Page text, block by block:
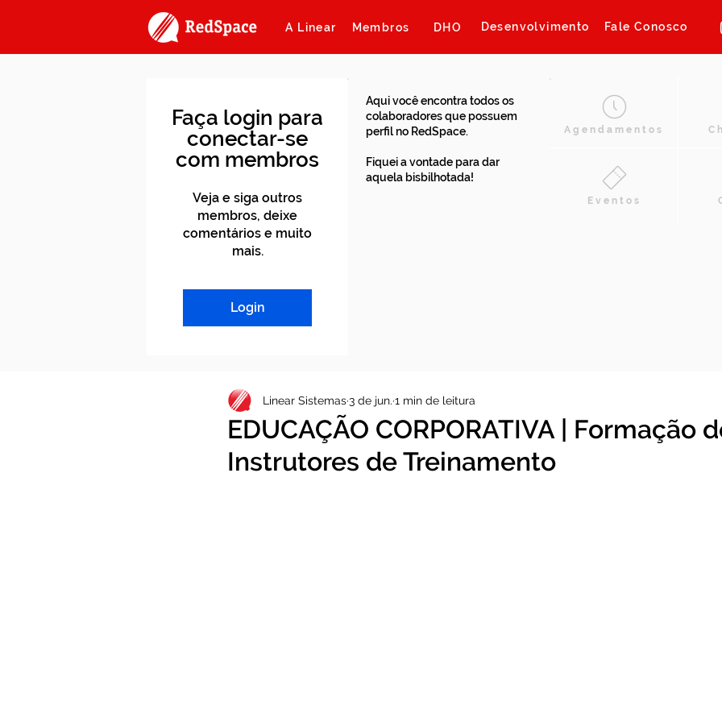
A Linear Membros DHO Desenvolvimento Fale Conosco
Faça login para
conectar-se
com membros
Veja e siga outros
membros, deixe
comentários e muito
mais.
Login
Aqui você encontra todos os
colaboradores que possuem
perfil no RedSpace.
Fiquei a vontade para dar
aquela bisbilhotada!
Agendamentos
Eventos
EDUCAÇÃO CORPORATIVA | Formação
Instrutores de Treinamento
Linear Sistemas3 de jun. 1 min de leitura